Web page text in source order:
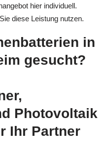
hier individuell.
diese Leistung nutzen.
in
gesucht?
Photovoltaik
Ihr Partner